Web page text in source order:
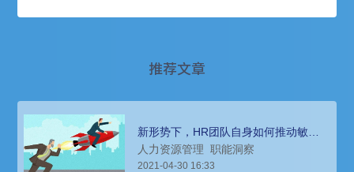
推荐文章
新形势下，HR团队自身如何推动敏捷
与迭代？
人力资源管理 职能洞察
2021-04-30 16:33